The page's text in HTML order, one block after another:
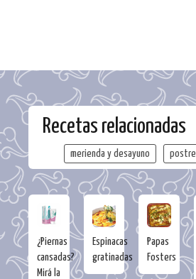
Recetas relacionadas
merienda y desayuno postre
¿Piernas
cansadas?
Mirá la
Espinacas
gratinadas
Papas
Fosters